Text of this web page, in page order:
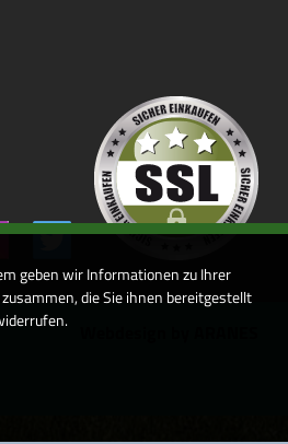
geben wir Informationen zu Ihrer
die Sie ihnen bereitgestellt